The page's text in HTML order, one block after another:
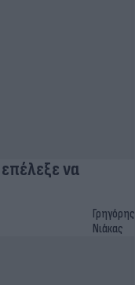
να
Γρηγόρης
Νιάκας